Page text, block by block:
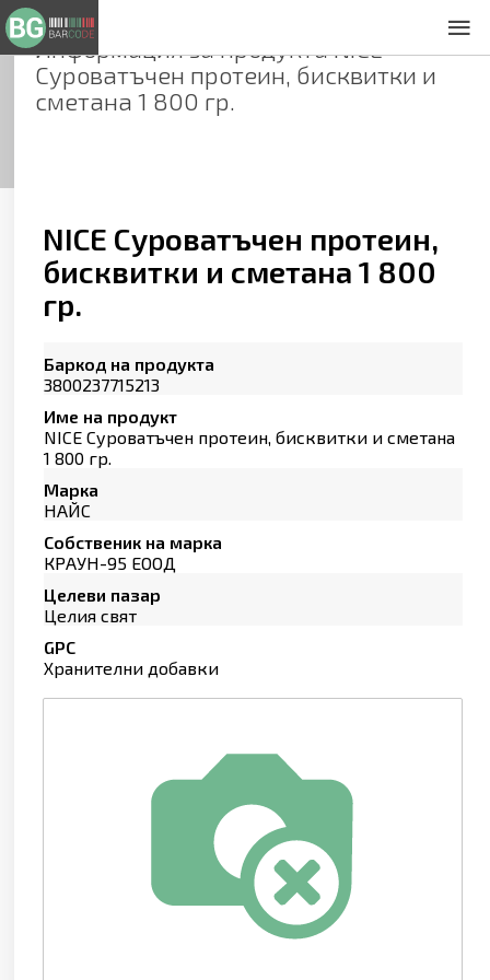
Информация за продуктаNICE
Суроватъчен протеин, бисквитки и
сметана 1 800 гр.
NICE Суроватъчен протеин,
бисквитки и сметана 1 800
гр.
Баркод на продукта
3800237715213
Име на продукт
NICE Суроватъчен протеин, бисквитки и сметана
1 800 гр.
Марка
НАЙС
Собственик на марка
КРАУН-95 ЕООД
Целеви пазар
Целия свят
GPC
Хранителни добавки
Общи условия
Декларация за проверителност